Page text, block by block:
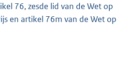
76, zesde lid van de Wet op
en artikel 76m van de Wet op